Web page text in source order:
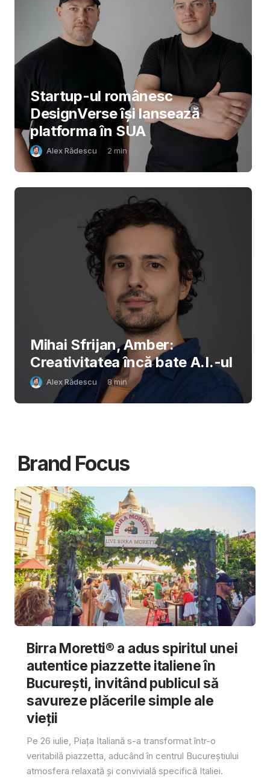
Startup-ul românesc
DesignVerse își lansează
platforma în SUA
Alex Rădescu 2 min
Mihai Sfrijan, Amber:
Creativitatea încă bate A.I.-ul
Alex Rădescu 8min
Brand Focus
Birra Moretti® a adus spiritul unei
autentice piazzette italiene în
București, invitând publicul să
savureze plăcerile simple ale
vieții
Pe 26 iulie, Piața Italiană s-a transformat într-o
veritabilă piazzetta, aducând în centrul Bucureștiului
atmosfera relaxată și convivială specifică Italiei.